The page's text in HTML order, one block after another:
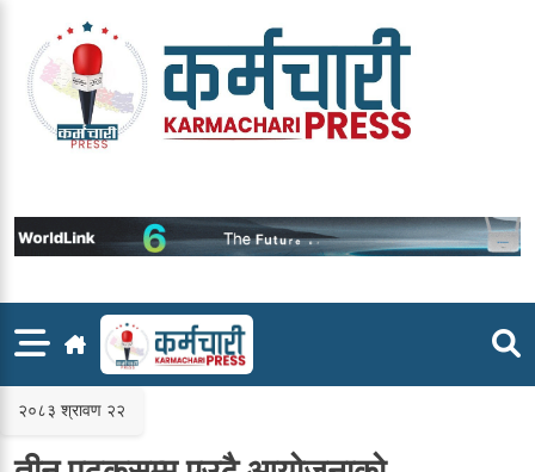
content
२०८३ श्रावण २२